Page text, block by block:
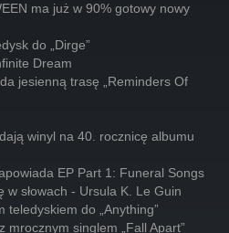
ma już w 90% gotowy nowy
do „Dirge”
Dream
jesienną trasę „Reminders Of
winyl na 40. rocznicę albumu
EP Part 1: Funeral Songs
w słowach - Ursula K. Le Guin
teledyskiem do „Anything”
mrocznym singlem „Fall Apart”